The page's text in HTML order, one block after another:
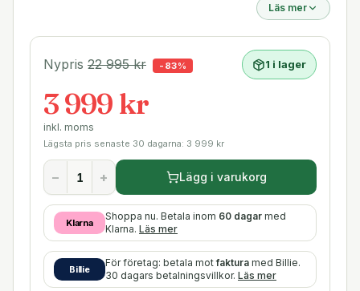
Läs mer
Nypris 22 995kr - 83% 1 i lager
3 999 kr
inkl. moms
Lägsta pris senaste 30 dagarna: 3 999 kr
− + Lägg i varukorg
Klarna
Shoppa nu. Betala inom 60 dagar med
Klarna. Läs mer
Billie
För företag: betala motfaktura med Billie.
30 dagars betalningsvillkor. Läs mer